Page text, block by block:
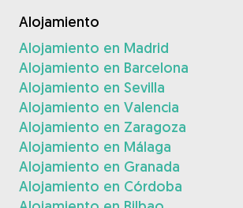
Alojamiento
Alojamiento en Madrid
Alojamiento en Barcelona
Alojamiento en Sevilla
Alojamiento en Valencia
Alojamiento en Zaragoza
Alojamiento en Málaga
Alojamiento en Granada
Alojamiento en Córdoba